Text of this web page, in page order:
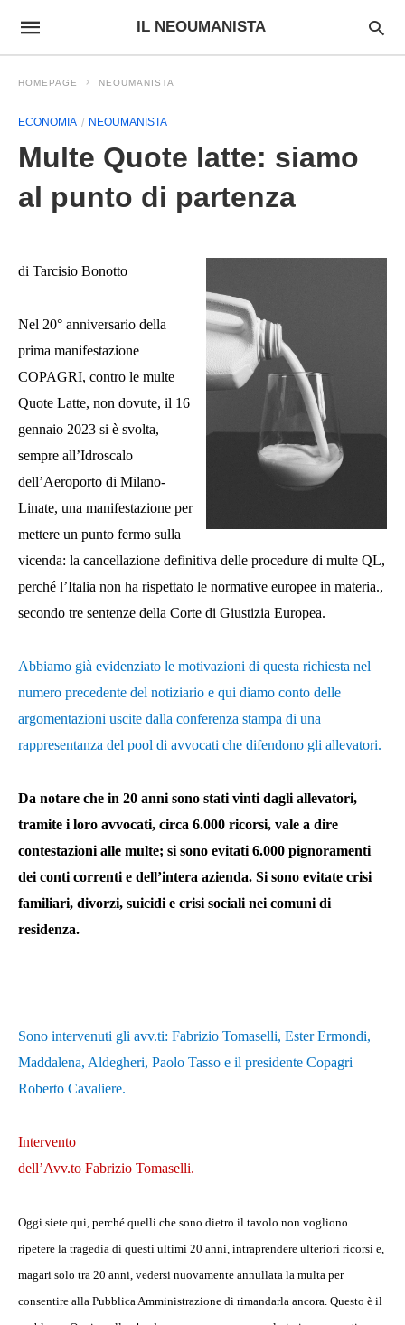
IL NEOUMANISTA
HOMEPAGE NEOUMANISTA
ECONOMIA NEOUMANISTA
Multe Quote latte: siamo
al punto di partenza
di Tarcisio Bonotto
Nel 20° anniversario della
prima manifestazione
COPAGRI, contro le multe
Quote Latte, non dovute, il 16
gennaio 2023 si è svolta,
sempre all’Idroscalo
dell’Aeroporto di Milano-
Linate, una manifestazione per
mettere un punto fermo sulla
vicenda: la cancellazione definitiva delle procedure di multe QL,
perché l’Italia non ha rispettato le normative europee in materia.,
secondo tre sentenze della Corte di Giustizia Europea.
Abbiamo già evidenziato le motivazioni di questa richiesta nel
numero precedente del notiziario e qui diamo conto delle
argomentazioni uscite dalla conferenza stampa di una
rappresentanza del pool di avvocati che difendono gli allevatori.
Da notare che in 20 anni sono stati vinti dagli allevatori,
tramite i loro avvocati, circa 6.000 ricorsi, vale a dire
contestazioni alle multe; si sono evitati 6.000 pignoramenti
dei conti correnti e dell’intera azienda. Si sono evitate crisi
familiari, divorzi, suicidi e crisi sociali nei comuni di
residenza.
Sono intervenuti gli avv.ti: Fabrizio Tomaselli, Ester Ermondi,
Maddalena, Aldegheri, Paolo Tasso e il presidente Copagri
Roberto Cavaliere.
Intervento
dell’Avv.to Fabrizio Tomaselli.
Oggi siete qui, perché quelli che sono dietro il tavolo non vogliono
ripetere la tragedia di questi ultimi 20 anni, intraprendere ulteriori ricorsi e,
magari solo tra 20 anni, vedersi nuovamente annullata la multa per
consentire alla Pubblica Amministrazione di rimandarla ancora. Questo è il